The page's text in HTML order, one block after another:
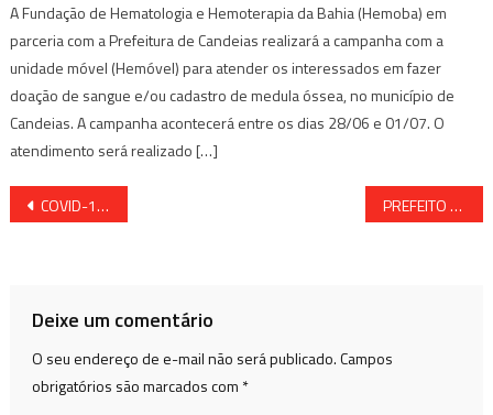
A Fundação de Hematologia e Hemoterapia da Bahia (Hemoba) em
parceria com a Prefeitura de Candeias realizará a campanha com a
unidade móvel (Hemóvel) para atender os interessados em fazer
doação de sangue e/ou cadastro de medula óssea, no município de
Candeias. A campanha acontecerá entre os dias 28/06 e 01/07. O
atendimento será realizado […]
Navegação
COVID-19: SENADO APROVA IMPORTAÇÃO DE MEDICAMENTOS PREFEITO DA RMS TESTA POSITIVO PARA CORONAVÍRUS
Deixe um comentário
O seu endereço de e-mail não será publicado.Campos
obrigatórios são marcados com *